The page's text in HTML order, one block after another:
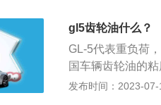
的级别，GL-5级
比起GL-4所含的
gl5齿轮油什么？
GL-5代表重负荷
国车辆齿轮油的
W140、90、140
发布时间：2023-